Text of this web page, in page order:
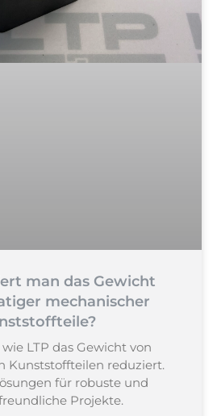
man das Gewicht
mechanischer
LTP das Gewicht von
Kunststoffteilen reduziert.
für robuste und
Projekte.